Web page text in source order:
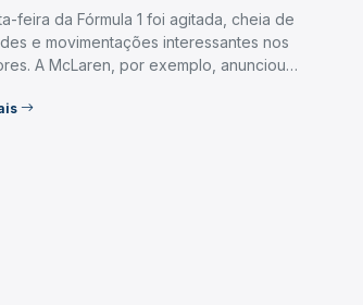
feira da Fórmula 1 foi agitada, cheia de
e movimentações interessantes nos
A McLaren, por exemplo, anunciou…